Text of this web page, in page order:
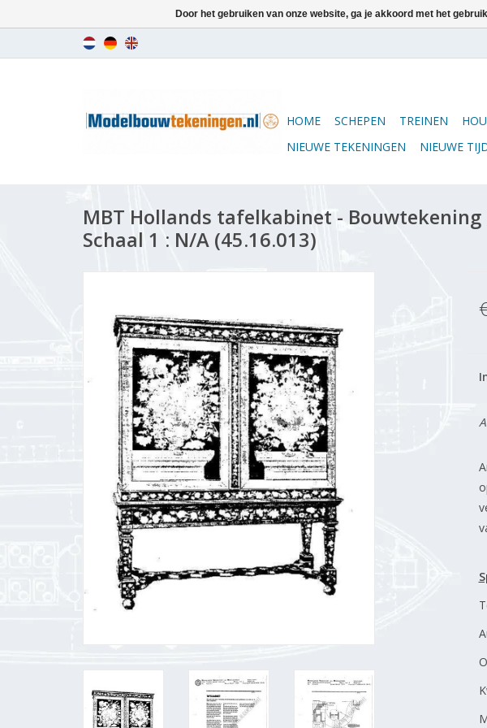
HOME SCHEPEN TREINEN
NIEUWE TEKENINGEN
NIEUWE
MBT Hollands tafelkabinet - Bouwtekening
Schaal 1 : N/A (45.16.013)
Door het gebruiken van onze website, ga je akkoord met het